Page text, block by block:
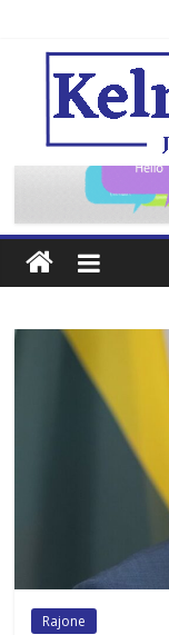
content
Rajone